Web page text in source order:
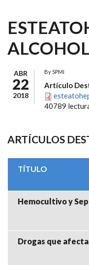
ABR
22
2018
BySPMI
Artículo
40789
ARTÍCULOS
TÍTULO
Hemocultivo y
Drogas que